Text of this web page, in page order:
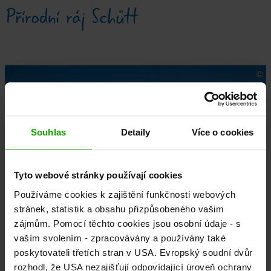
Souhlas Detaily Více o cookies
Tyto webové stránky používají cookies
Používáme cookies k zajištění funkčnosti webových
stránek, statistik a obsahu přizpůsobeného vašim
zájmům. Pomocí těchto cookies jsou osobní údaje - s
vaším svolením - zpracovávány a používány také
poskytovateli třetích stran v USA. Evropský soudní dvůr
rozhodl, že USA nezajišťují odpovídající úroveň ochrany
Přírodní ráj Schütt
Dobratsch
Obří sesuv skály u Dobratsche před 650 lety stál u vzniku